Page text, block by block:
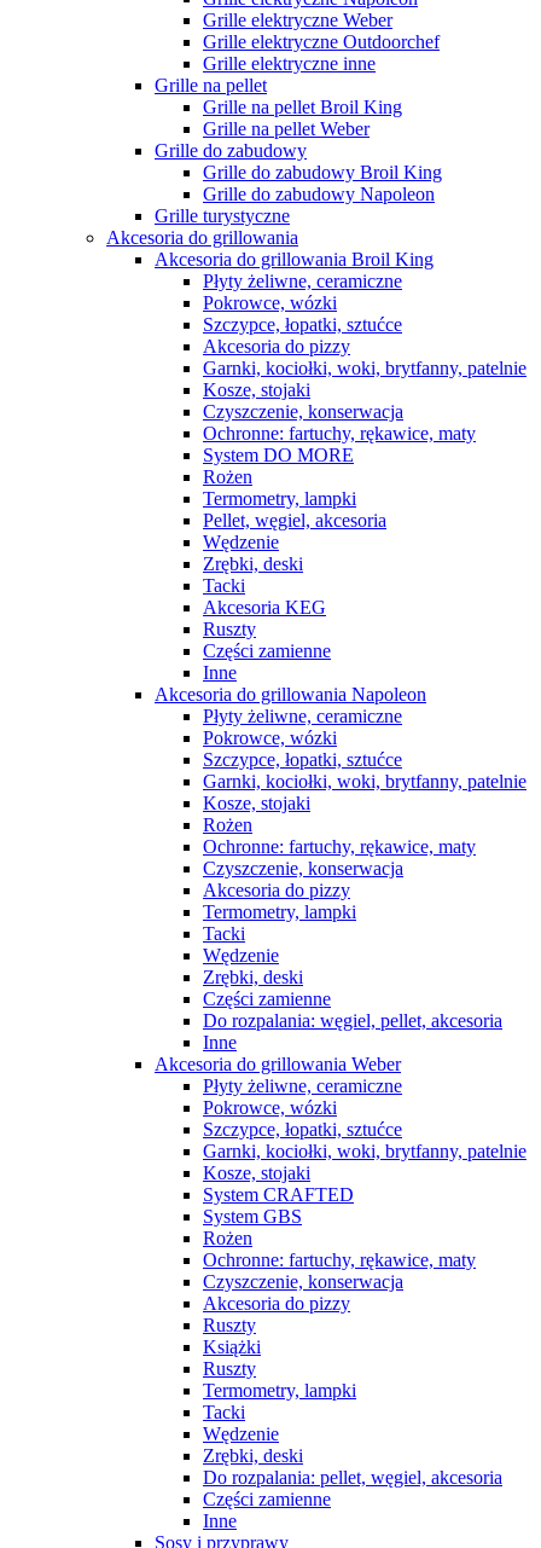
Grille elektryczne Weber
Grille elektryczne Outdoorchef
Grille elektryczne inne
Grille na pellet
Grille na pellet Broil King
Grille na pellet Weber
Grille do zabudowy
Grille do zabudowy Broil King
Grille do zabudowy Napoleon
Grille turystyczne
Akcesoria do grillowania
Akcesoria do grillowania Broil King
Płyty żeliwne, ceramiczne
Pokrowce, wózki
Szczypce, łopatki, sztućce
Akcesoria do pizzy
Garnki, kociołki, woki, brytfanny, patelnie
Kosze, stojaki
Czyszczenie, konserwacja
Ochronne: fartuchy, rękawice, maty
System DO MORE
Rożen
Termometry, lampki
Pellet, węgiel, akcesoria
Wędzenie
Zrębki, deski
Tacki
Akcesoria KEG
Ruszty
Części zamienne
Inne
Akcesoria do grillowania Napoleon
Płyty żeliwne, ceramiczne
Pokrowce, wózki
Szczypce, łopatki, sztućce
Garnki, kociołki, woki, brytfanny, patelnie
Kosze, stojaki
Rożen
Ochronne: fartuchy, rękawice, maty
Czyszczenie, konserwacja
Akcesoria do pizzy
Termometry, lampki
Tacki
Wędzenie
Zrębki, deski
Części zamienne
Do rozpalania: węgiel, pellet, akcesoria
Inne
Akcesoria do grillowania Weber
Płyty żeliwne, ceramiczne
Pokrowce, wózki
Szczypce, łopatki, sztućce
Garnki, kociołki, woki, brytfanny, patelnie
Kosze, stojaki
System CRAFTED
System GBS
Rożen
Ochronne: fartuchy, rękawice, maty
Czyszczenie, konserwacja
Akcesoria do pizzy
Ruszty
Książki
Ruszty
Termometry, lampki
Tacki
Wędzenie
Zrębki, deski
Do rozpalania: pellet, węgiel, akcesoria
Części zamienne
Inne
Sosy i przyprawy